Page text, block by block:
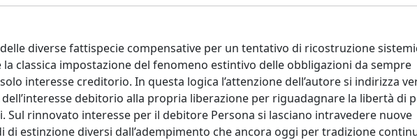
diverse fattispecie compensative per un tentativo di ricostruzione
classica impostazione del fenomeno estintivo delle obbligazioni da sempre
interesse creditorio. In questa logica l’attenzione dell’autore si indirizza
debitorio alla propria liberazione per riguadagnare la libertà di
Sul rinnovato interesse per il debitore Persona si lasciano intravedere nuove
estinzione diversi dall’adempimento che ancora oggi per tradizione